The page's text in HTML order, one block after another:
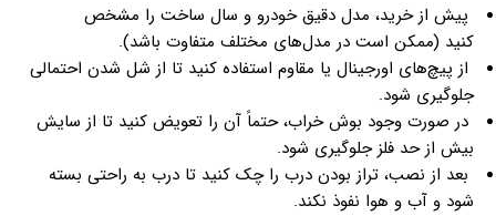
پیش از خرید، مدل دقیق خودرو و سال ساخت را مشخص
کنید (ممکن است در مدل‌های مختلف متفاوت باشد).
از پیچ‌های اورجینال یا مقاوم استفاده کنید تا از شل شدن احتمالی
جلوگیری شود.
در صورت وجود بوش خراب، حتماً آن را تعویض کنید تا از سایش
بیش از حد فلز جلوگیری شود.
بعد از نصب، تراز بودن درب را چک کنید تا درب به راحتی بسته
شود و آب و هوا نفوذ نکند.